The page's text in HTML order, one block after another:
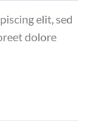
elit, sed
dolore